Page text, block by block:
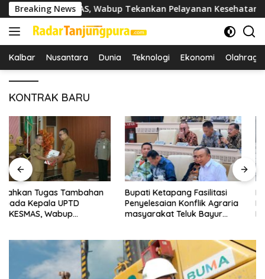
Langsung
ke
konten
Breaking News
PUSKESMAS, Wabup Tekankan Pelayanan Kesehatan Harus
Kalbar Nusantara Dunia Teknologi Ekonomi Olahraga
KONTRAK BARU
Bupati Ketapang Fasilitasi
Penyelesaian Konflik Agraria
masyarakat Teluk Bayur
Bupati Ketapang Instruksikan
Dinas Terkait Untuk
Melakukan Pengawasan Dan